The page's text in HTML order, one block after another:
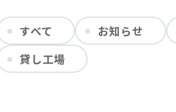
すべて お知らせ
貸し工場